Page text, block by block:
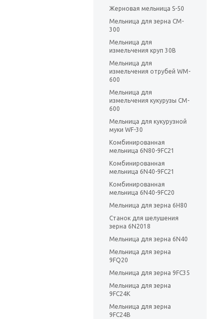
Жерновая мельница S-50
Мельница для зерна CM-
300
Мельница для
измельчения круп 30B
Мельница для
измельчения отрубей WM-
600
Мельница для
измельчения кукурузы CM-
600
Мельница для кукурузной
муки WF-30
Комбинированная
мельница 6N80-9FC21
Комбинированная
мельница 6N40-9FC21
Комбинированная
мельница 6N40-9FC20
Мельница для зерна 6Н80
Станок для шелушения
зерна 6N2018
Мельница для зерна 6N40
Мельница для зерна
9FQ20
Мельница для зерна 9FC35
Мельница для зерна
9FC24K
Мельница для зерна
9FC24B